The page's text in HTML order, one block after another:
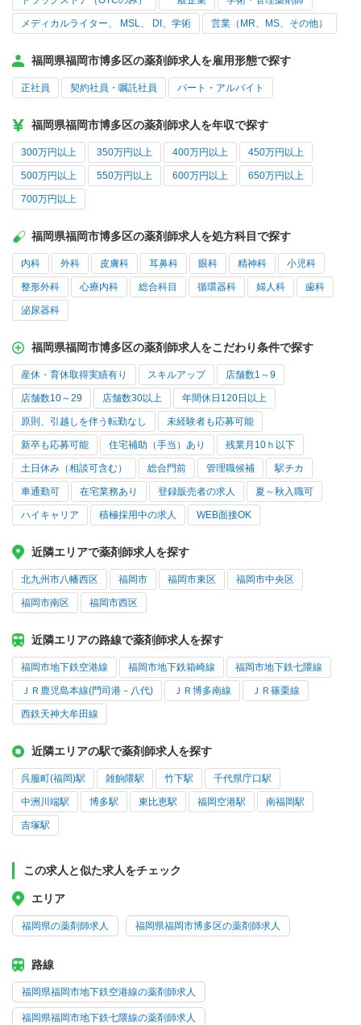
メディカルライター、 MSL、 DI、学術 営業（MR、MS、その他）
福岡県福岡市博多区の薬剤師求人を雇用形態で探す
正社員 契約社員・嘱託社員 パート・アルバイト
福岡県福岡市博多区の薬剤師求人を年収で探す
300万円以上 350万円以上 400万円以上 450万円以上
500万円以上 550万円以上 600万円以上 650万円以上
700万円以上
福岡県福岡市博多区の薬剤師求人を処方科目で探す
内科 外科 皮膚科 耳鼻科 眼科 精神科 小児科
整形外科 心療内科 総合科目 循環器科 婦人科 歯科
泌尿器科
福岡県福岡市博多区の薬剤師求人をこだわり条件で探す
産休・育休取得実績有り スキルアップ 店舗数1～9
店舗数10～29 店舗数30以上 年間休日120日以上
原則、引越しを伴う転勤なし 未経験者も応募可能
新卒も応募可能 住宅補助（手当）あり 残業月10ｈ以下
土日休み（相談可含む） 総合門前 管理職候補 駅チカ
車通勤可 在宅業務あり 登録販売者の求人 夏～秋入職可
ハイキャリア 積極採用中の求人 WEB面接OK
近隣エリアで薬剤師求人を探す
北九州市八幡西区 福岡市 福岡市東区 福岡市中央区
福岡市南区 福岡市西区
近隣エリアの路線で薬剤師求人を探す
福岡市地下鉄空港線 福岡市地下鉄箱崎線 福岡市地下鉄七隈線
ＪＲ鹿児島本線(門司港－八代) ＪＲ博多南線 ＪＲ篠栗線
西鉄天神大牟田線
近隣エリアの駅で薬剤師求人を探す
呉服町(福岡)駅 雑餉隈駅 竹下駅 千代県庁口駅
中洲川端駅 博多駅 東比恵駅 福岡空港駅 南福岡駅
吉塚駅
この求人と似た求人をチェック
エリア
福岡県の薬剤師求人 福岡県福岡市博多区の薬剤師求人
路線
福岡県福岡市地下鉄空港線の薬剤師求人
福岡県福岡市地下鉄七隈線の薬剤師求人